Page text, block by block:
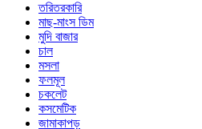
তরিতরকারি
মাছ-মাংস ডিম
মুদি বাজার
চাল
মসলা
ফলমূল
চকলেট
কসমেটিক
জামাকাপড়